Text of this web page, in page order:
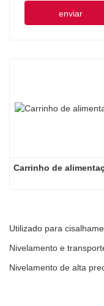
enviar
Carrinho de